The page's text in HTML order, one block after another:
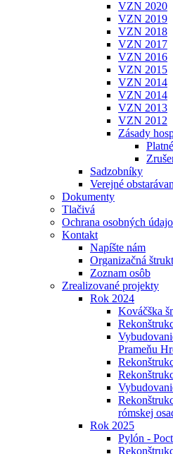
VZN 2020
VZN 2019
VZN 2018
VZN 2017
VZN 2016
VZN 2015
VZN 2014
VZN 2014
VZN 2013
VZN 2012
Zásady
Platné
Sadzobníky
Verejné
Dokumenty
Tlačivá
Ochrana osobných
Kontakt
Napíšte nám
Organizačná
Zoznam osôb
Zrealizované projekty
Rok 2024
Kováčška
Prameňu
rómskej
Rok 2025
Pylón -